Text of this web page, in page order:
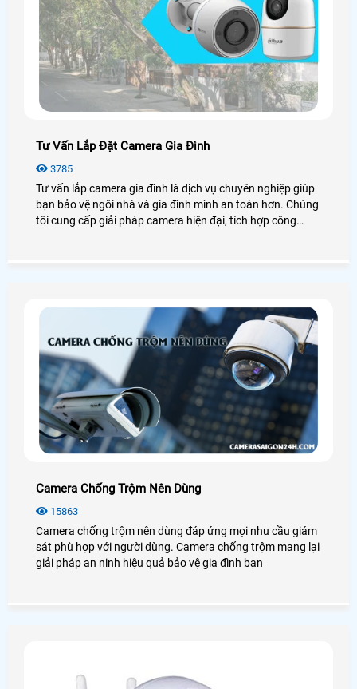
Tư Vấn Lắp Đặt Camera Gia Đình
3785
Tư vấn lắp camera gia đình là dịch vụ chuyên nghiệp giúp
bạn bảo vệ ngôi nhà và gia đình mình an toàn hơn. Chúng
tôi cung cấp giải pháp camera hiện đại, tích hợp công
Camera Chống Trộm Nên Dùng
15863
Camera chống trộm nên dùng đáp ứng mọi nhu cầu giám
sát phù hợp với người dùng. Camera chống trộm mang lại
giải pháp an ninh hiệu quả bảo vệ gia đình bạn